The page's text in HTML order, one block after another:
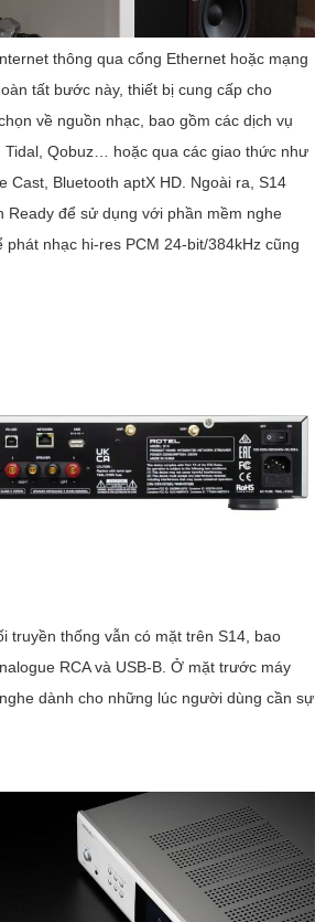
thông qua cổng Ethernet hoặc mạng
tất bước này, thiết bị cung cấp cho
về nguồn nhạc, bao gồm các dịch vụ
Tidal, Qobuz… hoặc qua các giao thức như
Cast, Bluetooth aptX HD. Ngoài ra, S14
Ready để sử dụng với phần mềm nghe
phát nhạc hi-res PCM 24-bit/384kHz cũng
truyền thống vẫn có mặt trên S14, bao
RCA và USB-B. Ở mặt trước máy
dành cho những lúc người dùng cần sự